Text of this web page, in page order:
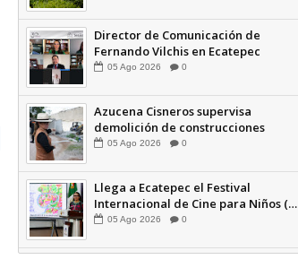
Director de Comunicación de
Fernando Vilchis en Ecatepec
financió publicaciones en redes
Cisneros: TEEM | INFORMATIVA
05 Ago 2026 0
Azucena Cisneros supervisa
demolición de construcciones
ilegales en zona federal
05 Ago 2026 0
Llega a Ecatepec el Festival
Internacional de Cine para Niños (…
y no tan Niños) +Video INFORMATIVA
05 Ago 2026 0